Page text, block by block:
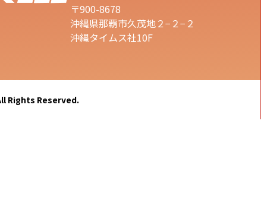
〒900-8678
沖縄県那覇市久茂地２−２−２
沖縄タイムス社10F
Rights Reserved.